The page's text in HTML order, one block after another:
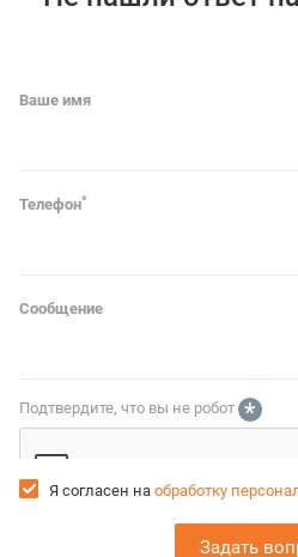
Ваше имя
Телефон*
Сообщение
Подтвердите, что вы не робот *
Я согласен на обработку